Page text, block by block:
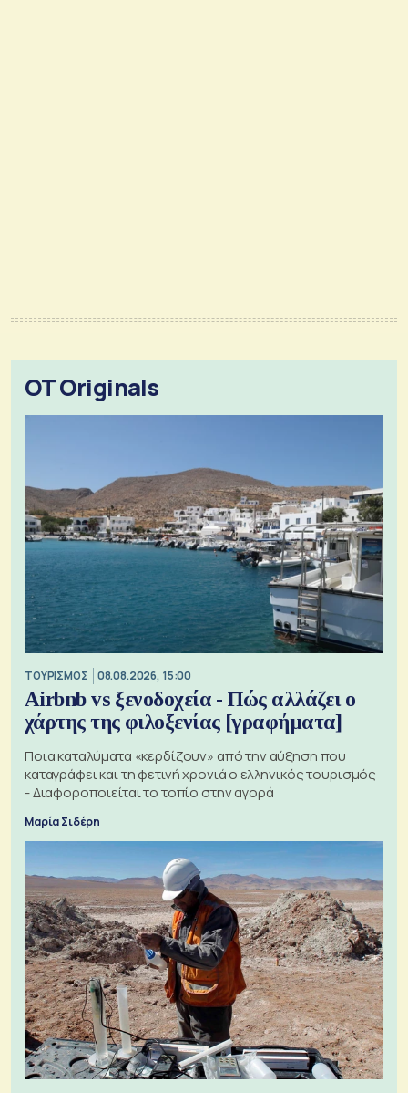
OT Originals
ΤΟΥΡΙΣΜΟΣ 08.08.2026, 15:00
Airbnb vs ξενοδοχεία - Πώς αλλάζει ο
χάρτης της φιλοξενίας [γραφήματα]
Ποια καταλύματα «κερδίζουν» από την αύξηση που
καταγράφει και τη φετινή χρονιά ο ελληνικός τουρισμός
- Διαφοροποιείται το τοπίο στην αγορά
Μαρία Σιδέρη